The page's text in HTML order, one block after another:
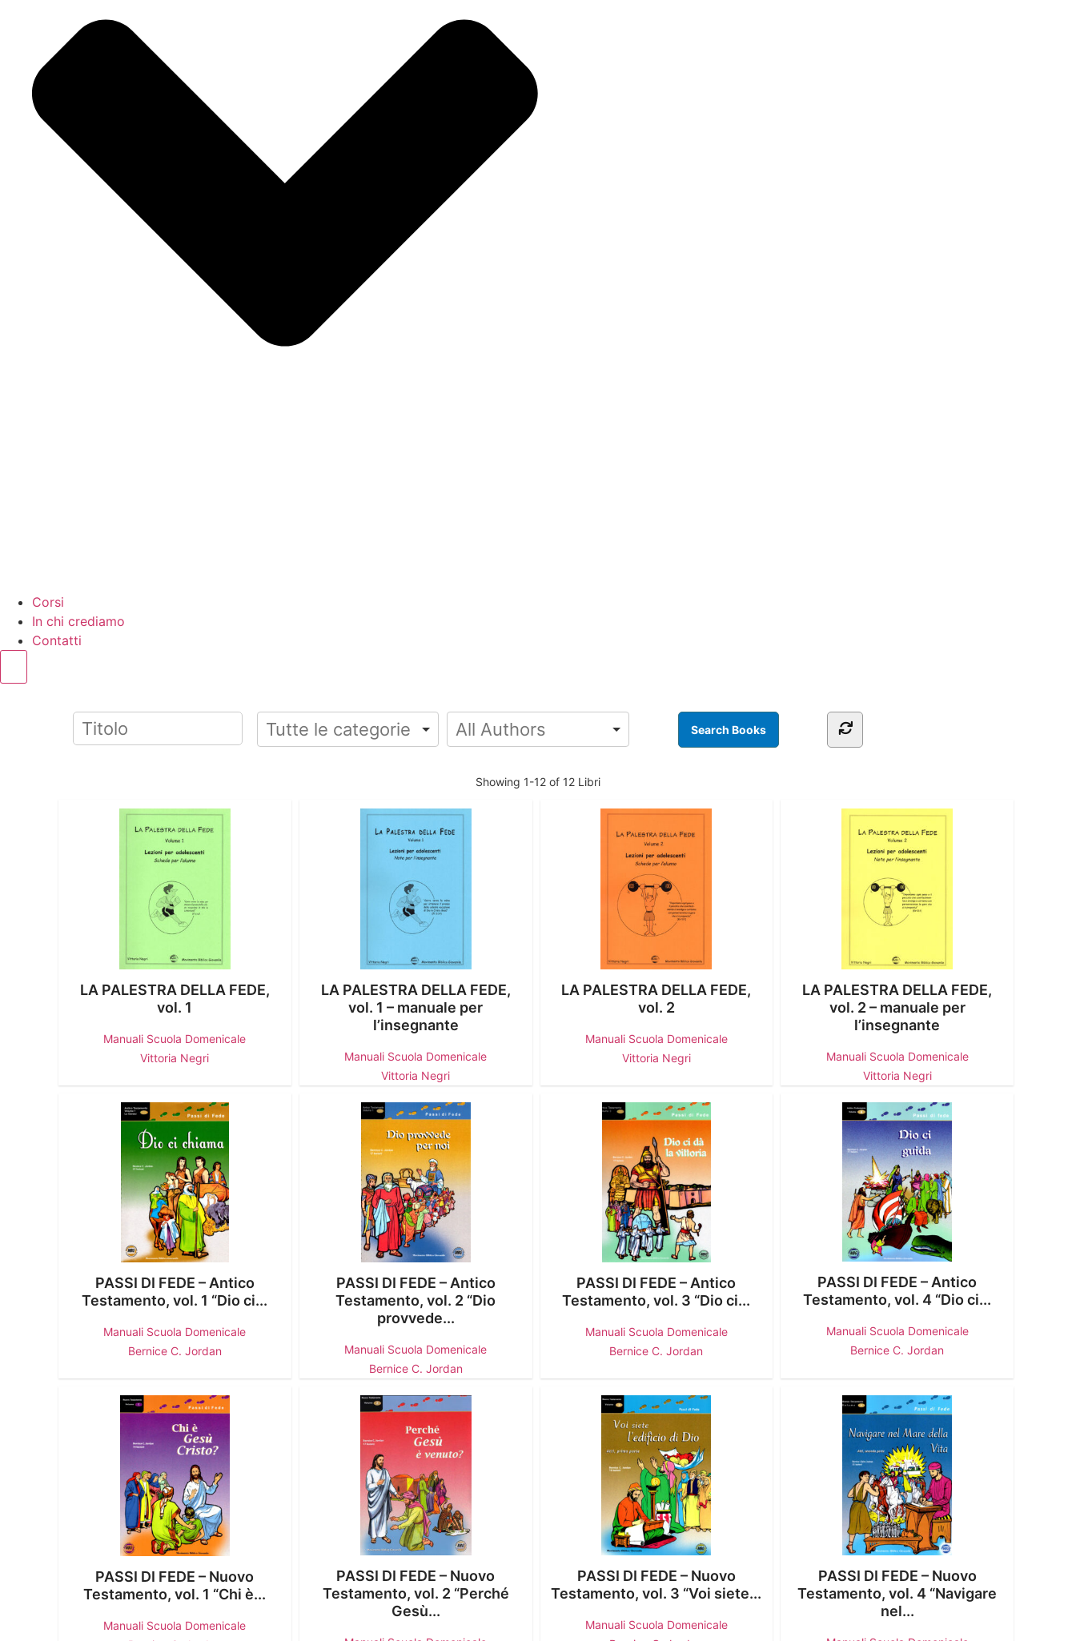
Corsi
In chi crediamo
Contatti
Showing 1-12 of 12 Libri
LA PALESTRA DELLA FEDE,
vol. 1
Manuali Scuola Domenicale
Vittoria Negri
LA PALESTRA DELLA FEDE,
vol. 1 – manuale per
l’insegnante
Manuali Scuola Domenicale
Vittoria Negri
LA PALESTRA DELLA FEDE,
vol. 2
Manuali Scuola Domenicale
Vittoria Negri
LA PALESTRA DELLA FEDE,
vol. 2 – manuale per
l’insegnante
Manuali Scuola Domenicale
Vittoria Negri
PASSI DI FEDE – Antico
Testamento, vol. 1 “Dio ci...
Manuali Scuola Domenicale
Bernice C. Jordan
PASSI DI FEDE – Antico
Testamento, vol. 2 “Dio
provvede...
Manuali Scuola Domenicale
Bernice C. Jordan
PASSI DI FEDE – Antico
Testamento, vol. 3 “Dio ci...
Manuali Scuola Domenicale
Bernice C. Jordan
PASSI DI FEDE – Antico
Testamento, vol. 4 “Dio ci...
Manuali Scuola Domenicale
Bernice C. Jordan
PASSI DI FEDE – Nuovo
Testamento, vol. 1 “Chi è...
Manuali Scuola Domenicale
PASSI DI FEDE – Nuovo
Testamento, vol. 2 “Perché
Gesù...
PASSI DI FEDE – Nuovo
Testamento, vol. 3 “Voi siete...
Manuali Scuola Domenicale
PASSI DI FEDE – Nuovo
Testamento, vol. 4 “Navigare
nel...